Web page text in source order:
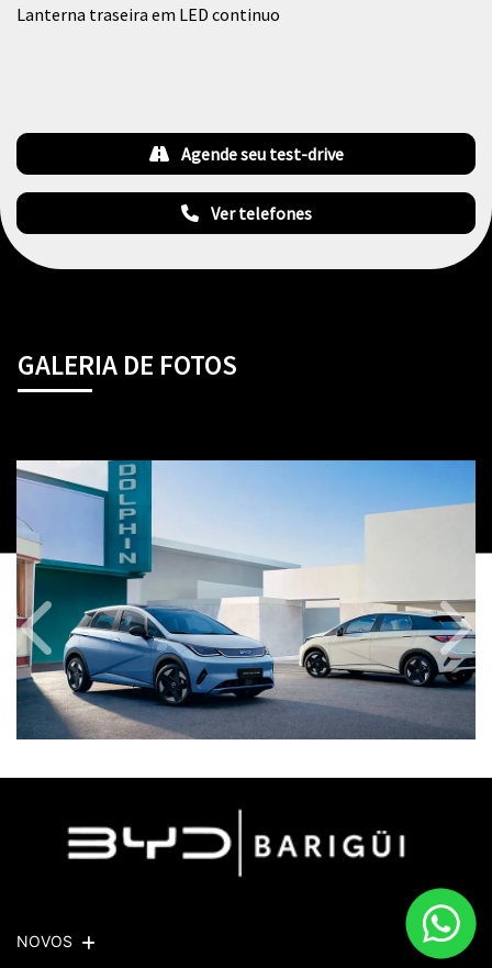
Lanterna traseira em LED continuo
Ver telefones
Agende seu test-drive
GALERIA DE FOTOS
Anterior
NOVOS